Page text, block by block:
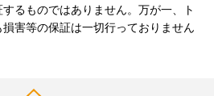
るものではありません。万が一、ト
害等の保証は一切行っておりません